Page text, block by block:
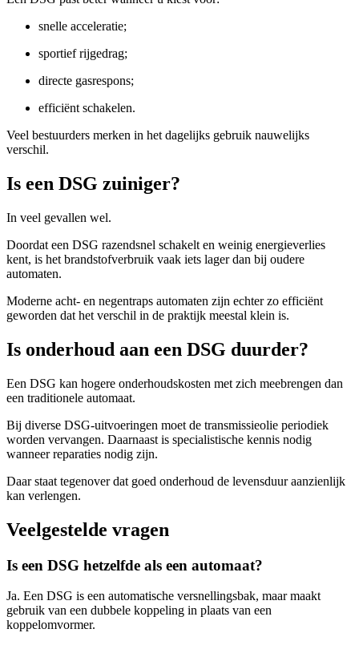
snelle acceleratie;
sportief rijgedrag;
directe gasrespons;
efficiënt schakelen.
Veel bestuurders merken in het dagelijks gebruik nauwelijks
verschil.
Is een DSG zuiniger?
In veel gevallen wel.
Doordat een DSG razendsnel schakelt en weinig energieverlies
kent, is het brandstofverbruik vaak iets lager dan bij oudere
automaten.
Moderne acht- en negentraps automaten zijn echter zo efficiënt
geworden dat het verschil in de praktijk meestal klein is.
Is onderhoud aan een DSG duurder?
Een DSG kan hogere onderhoudskosten met zich meebrengen dan
een traditionele automaat.
Bij diverse DSG-uitvoeringen moet de transmissieolie periodiek
worden vervangen. Daarnaast is specialistische kennis nodig
wanneer reparaties nodig zijn.
Daar staat tegenover dat goed onderhoud de levensduur aanzienlijk
kan verlengen.
Veelgestelde vragen
Is een DSG hetzelfde als een automaat?
Ja. Een DSG is een automatische versnellingsbak, maar maakt
gebruik van een dubbele koppeling in plaats van een
koppelomvormer.